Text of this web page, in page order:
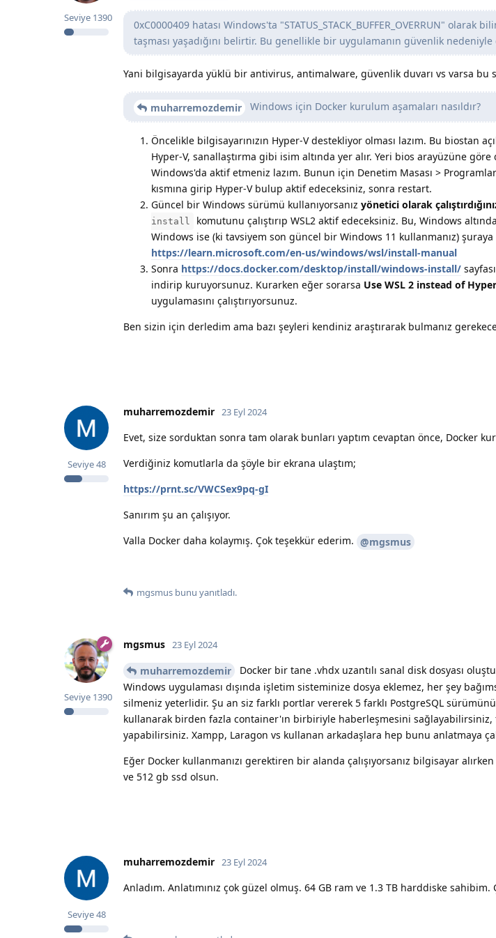
Seviye 1390
0xC0000409 hatası Windows'ta "STATUS_STACK_BUFFER_OVERRUN"
taşması yaşadığını belirtir. Bu genellikle bir uygulamanın güvenlik
Yani bilgisayarda yüklü bir antivirus, antimalware, güvenlik duvarı vs varsa bu
muharremozdemir Windows için Docker kurulum aşamaları nasıldır?
Öncelikle bilgisayarınızın Hyper-V destekliyor olması lazım. Bu biostan
Hyper-V, sanallaştırma gibi isim altında yer alır. Yeri bios arayüzüne
Windows'da aktif etmeniz lazım. Bunun için Denetim Masası >
kısmına girip Hyper-V bulup aktif edeceksiniz, sonra restart.
Güncel bir Windows sürümü kullanıyorsanız yönetici olarak
install
komutunu çalıştırıp WSL2 aktif edeceksiniz. Bu, Windows
Windows ise (ki tavsiyem son güncel bir Windows 11 kullanmanız) şuraya
https://learn.microsoft.com/en-us/windows/wsl/install-manual
Sonra https://docs.docker.com/desktop/install/windows-install/
indirip kuruyorsunuz. Kurarken eğer sorarsa Use WSL 2 instead of
uygulamasını çalıştırıyorsunuz.
Ben sizin için derledim ama bazı şeyleri kendiniz araştırarak bulmanız
muharremozdemir
Seviye48
23 Eyl 2024
Evet, size sorduktan sonra tam olarak bunları yaptım cevaptan önce, Docker
Verdiğiniz komutlarla da şöyle bir ekrana ulaştım;
https://prnt.sc/VWCSex9pq-gI
Sanırım şu an çalışıyor.
Valla Docker daha kolaymış. Çok teşekkür ederim. @mgsmus
mgsmus bunu yanıtladı.
mgsmus
Seviye 1390
23 Eyl 2024
muharremozdemir
Docker bir tane .vhdx uzantılı sanal disk dosyası
Windows uygulaması dışında işletim sisteminize dosya eklemez, her şey
silmeniz yeterlidir. Şu an siz farklı portlar vererek 5 farklı PostgreSQL
kullanarak birden fazla container'ın birbiriyle haberleşmesini
yapabilirsiniz. Xampp, Laragon vs kullanan arkadaşlara hep bunu anlatmaya
Eğer Docker kullanmanızı gerektiren bir alanda çalışıyorsanız bilgisayar
ve 512 gb ssd olsun.
muharremozdemir
Seviye48
23 Eyl 2024
Anladım. Anlatımınız çok güzel olmuş. 64 GB ram ve 1.3 TB harddiske